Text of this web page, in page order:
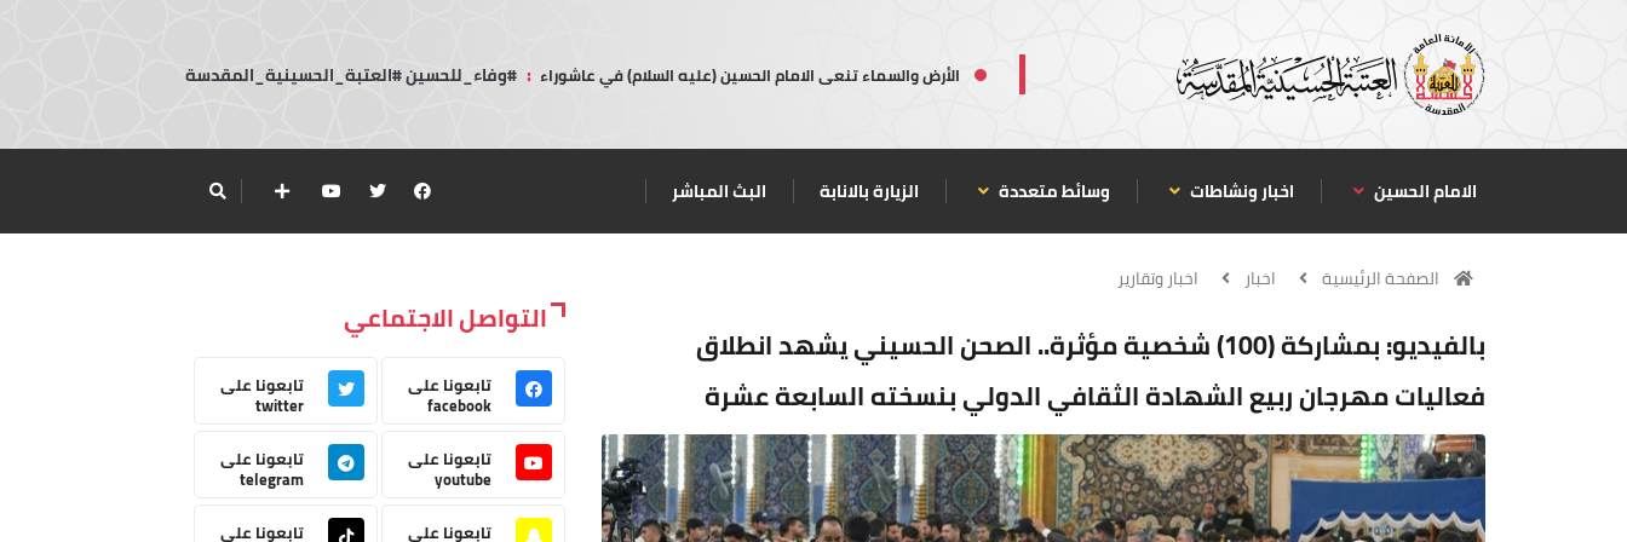
الأرض والسماء تنعى الامام الحسين (عليه السلام) في عاشوراء : #وفاء_للحسين #العتبة_الحسينية_المقدسة
الامام الحسين اخبار ونشاطات وسائط متعددة الزيارة بالانابة البث المباشر
الصفحة الرئيسية اخبار اخبار وتقارير
بالفيديو: بمشاركة (100) شخصية مؤثرة.. الصحن الحسيني يشهد انطلاق
فعاليات مهرجان ربيع الشهادة الثقافي الدولي بنسخته السابعة عشرة
التواصل الاجتماعي
تابعونا على
facebook
تابعونا على
twitter
تابعونا على
youtube
تابعونا على
telegram
تابعونا على
تابعونا على